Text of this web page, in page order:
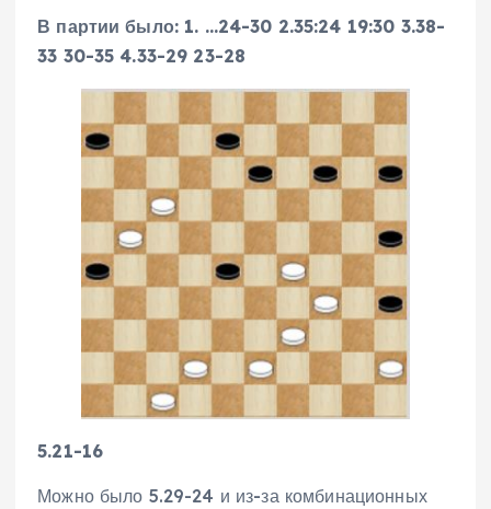
В партии было: 1. …24-30 2.35:24 19:30 3.38-
33 30-35 4.33-29 23-28
5.21-16
Можно было 5.29-24 и из-за комбинационных